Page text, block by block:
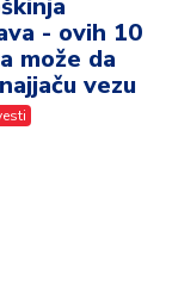
- ovih 10
može da
vezu